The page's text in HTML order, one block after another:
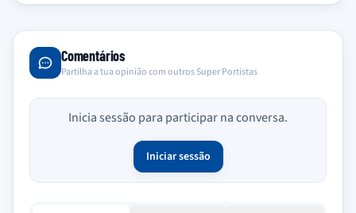
Comentários
Partilha a tua opinião com outros Super Portistas
Inicia sessão para participar na conversa.
Iniciar sessão